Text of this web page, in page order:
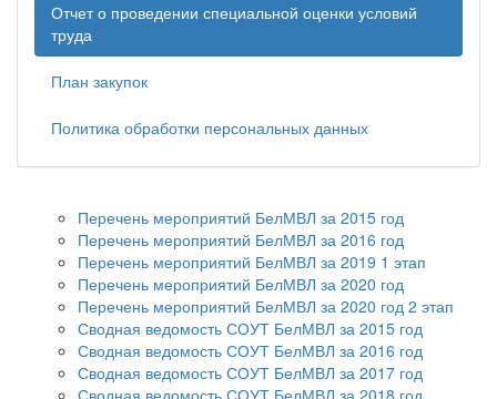
Отчет о проведении специальной оценки условий
труда
План закупок
Политика обработки персональных данных
Перечень мероприятий БелМВЛ за 2015 год
Перечень мероприятий БелМВЛ за 2016 год
Перечень мероприятий БелМВЛ за 2019 1 этап
Перечень мероприятий БелМВЛ за 2020 год
Перечень мероприятий БелМВЛ за 2020 год 2 этап
Сводная ведомость СОУТ БелМВЛ за 2015 год
Сводная ведомость СОУТ БелМВЛ за 2016 год
Сводная ведомость СОУТ БелМВЛ за 2017 год
Сводная ведомость СОУТ БелМВЛ за 2018 год